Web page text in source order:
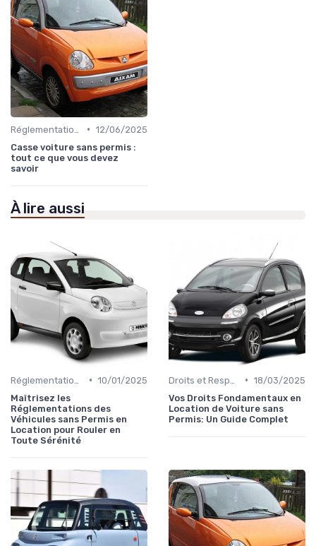
• 12/06/2025
Casse voiture sans permis :
tout ce que vous devez
savoir
À lire aussi
• 10/01/2025
Maîtrisez les
Réglementations des
Véhicules sans Permis en
Location pour Rouler en
Toute Sérénité
• 18/03/2025
Vos Droits Fondamentaux en
Location de Voiture sans
Permis: Un Guide Complet